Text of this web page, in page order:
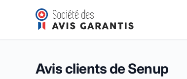
Senup
Note globale : 9,5 sur 10
9,5/10(7 998 avis)
Avis clients de Senup